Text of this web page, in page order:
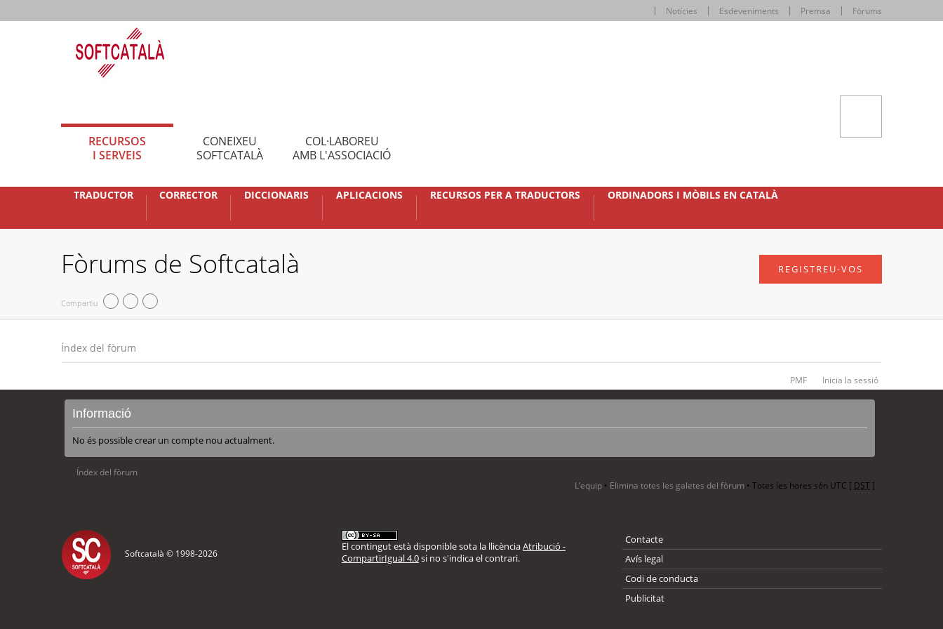
Notícies Esdeveniments Premsa Fòrums
RECURSOS
I SERVEIS
CONEIXEU
SOFTCATALÀ
COL·LABOREU
AMB L'ASSOCIACIÓ
TRADUCTOR CORRECTOR DICCIONARIS APLICACIONS RECURSOS PER A TRADUCTORS ORDINADORS I MÒBILS EN CATALÀ
Fòrums de Softcatalà
Compartiu
REGISTREU-VOS
Índex del fòrum
PMF Inicia la sessió
Informació
No és possible crear un compte nou actualment.
Índex del fòrum
L’equip • Elimina totes les galetes del fòrum • Totes les hores són UTC [ DST]
Softcatalà © 1998-2026
El contingut està disponible sota la llicènciaAtribució -
CompartirIgual 4.0si no s'indica el contrari.
Contacte
Avís legal
Codi de conducta
Publicitat